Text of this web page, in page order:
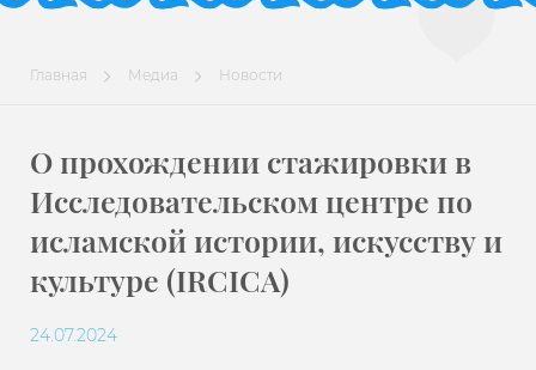
Главная Медиа Новости
О прохождении стажировки в
Исследовательском центре по
исламской истории, искусству и
культуре (IRCICA)
24.07.2024